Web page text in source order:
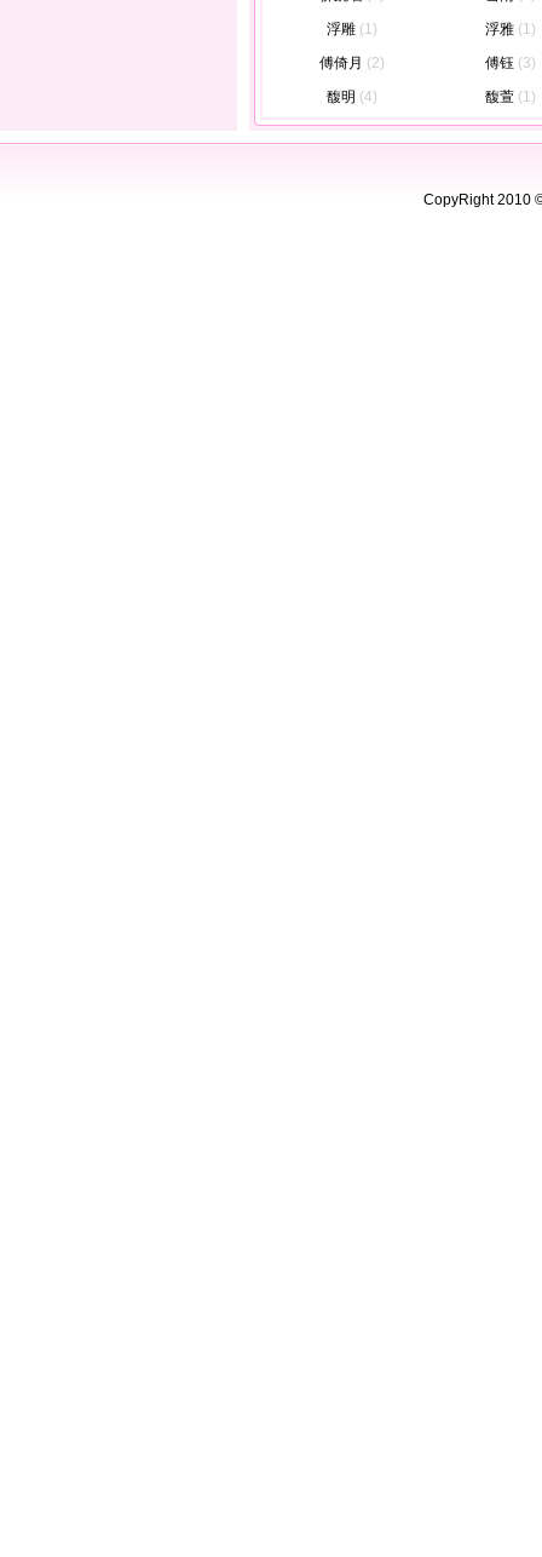
浮雕 (1) 浮雅 (1)
傅倚月 (2) 傅钰 (3)
馥明 (4) 馥萱 (1)
CopyRight 2010